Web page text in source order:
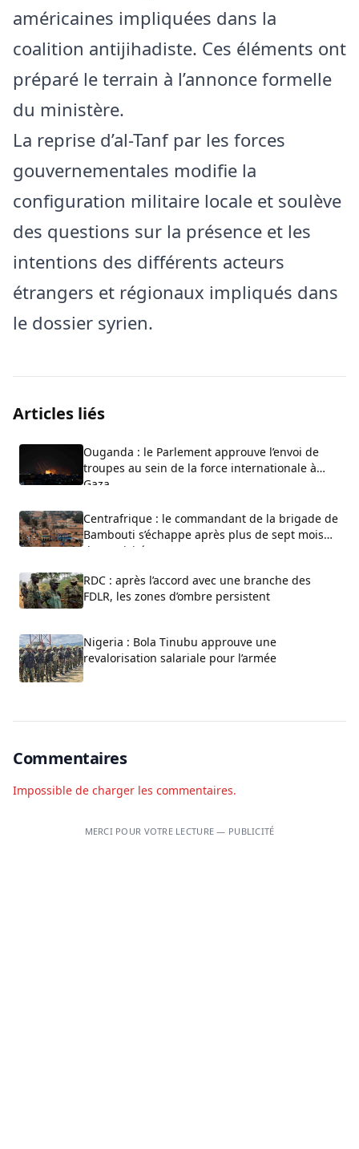
américaines impliquées dans la
coalition antijihadiste. Ces éléments ont
préparé le terrain à l’annonce formelle
du ministère.
La reprise d’al-Tanf par les forces
gouvernementales modifie la
configuration militaire locale et soulève
des questions sur la présence et les
intentions des différents acteurs
étrangers et régionaux impliqués dans
le dossier syrien.
Articles liés
Ouganda : le Parlement approuve l’envoi de
troupes au sein de la force internationale à
Gaza
Centrafrique : le commandant de la brigade de
Bambouti s’échappe après plus de sept mois
de captivité
RDC : après l’accord avec une branche des
FDLR, les zones d’ombre persistent
Nigeria : Bola Tinubu approuve une
revalorisation salariale pour l’armée
Commentaires
Impossible de charger les commentaires.
MERCI POUR VOTRE LECTURE — PUBLICITÉ